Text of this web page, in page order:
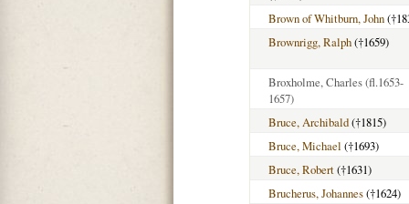
Brown of Whitburn, John
Brownrigg, Ralph(†1659)
Broxholme, Charles(fl.1653-
1657)
Bruce, Archibald(†1815)
Bruce, Michael (†1693)
Bruce, Robert(†1631)
Brucherus, Johannes(†1624)